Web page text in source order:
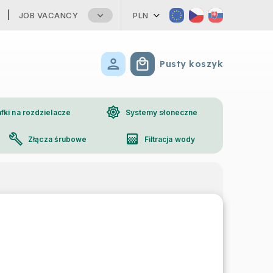
JOB VACANCY PLN
Koszyk
Pusty koszyk
na rozdzielacze brightness_high Systemy słoneczne
build Złącza śrubowe gradient Filtracja wody